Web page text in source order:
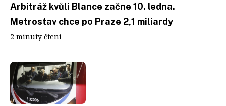
Arbitráž kvůli Blance začne 10. ledna.
Metrostav chce po Praze 2,1 miliardy
2 minuty čtení